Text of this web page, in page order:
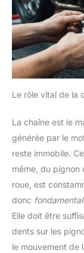
Le rôle vital de la
La chaîne est le
générée par le
reste immobile.
même, du pignon
roue, est
donc
Elle doit être
dents sur les
le mouvement de